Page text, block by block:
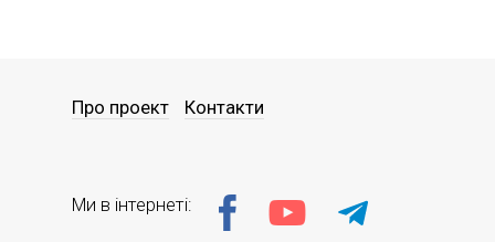
Про проект Контакти
Ми в інтернеті: